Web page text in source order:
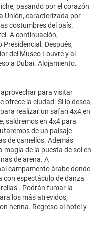
pasando por el corazón
Unión, caracterizada por
costumbres del país.
A continuación,
Después,
del Museo Louvre y al
a Dubai. Alojamiento.
aprovechar para visitar
ofrece la ciudad. Si lo desea,
realizar un safari 4x4 en
saldremos en 4x4 para
de un paisaje
de camellos. Además
de la puesta de sol en
de arena. A
campamento árabe donde
espectáculo de danza
. Podrán fumar la
los más atrevidos,
henna. Regreso al hotel y